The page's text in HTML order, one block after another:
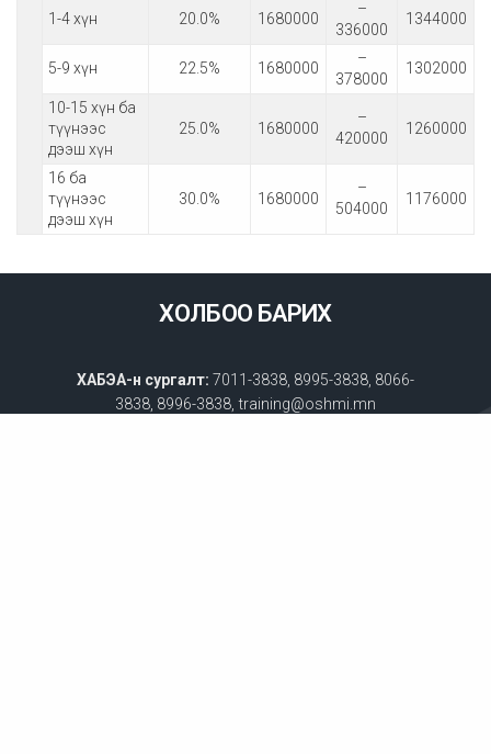
1-4 хүн 20.0% 1680000
–
336000
1344000
5-9 хүн 22.5% 1680000
–
378000
1302000
10-15 хүн ба
түүнээс
дээш хүн
25.0% 1680000
–
420000
1260000
16 ба
түүнээс
дээш хүн
30.0% 1680000
–
504000
1176000
ХОЛБОО БАРИХ
ХАБЭА-н сургалт: 7011-3838, 8995-3838, 8066-
3838, 8996-3838, training@oshmi.mn